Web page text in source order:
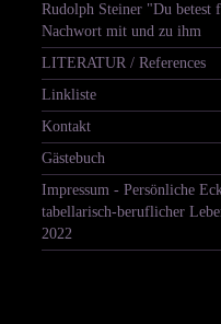
Rudolph Steiner "Du betest
Nachwort mit und zu ihm
LITERATUR / References
Linkliste
Kontakt
Gästebuch
Impressum - Persönliche
tabellarisch-beruflicher
2022